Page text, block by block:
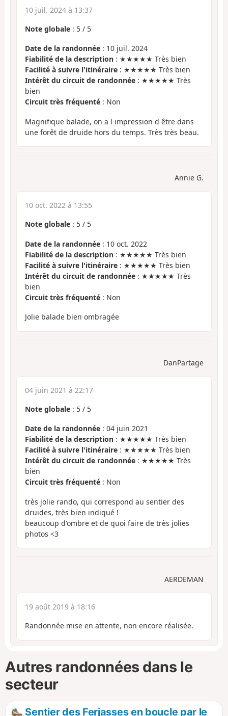
10 juil. 2024 à 13:37
Note globale : 5 / 5
Date de la randonnée : 10 juil. 2024
Fiabilité de la description : ★★★★★ Très bien
Facilité à suivre l'itinéraire : ★★★★★ Très bien
Intérêt du circuit de randonnée : ★★★★★ Très
bien
Circuit très fréquenté : Non
Magnifique balade, on a l impression d être dans
une forêt de druide hors du temps. Très très beau.
Annie G.
10 oct. 2022 à 13:55
Note globale : 5 / 5
Date de la randonnée : 10 oct. 2022
Fiabilité de la description : ★★★★★ Très bien
Facilité à suivre l'itinéraire : ★★★★★ Très bien
Intérêt du circuit de randonnée : ★★★★★ Très
bien
Circuit très fréquenté : Non
Jolie balade bien ombragée
DanPartage
04 juin 2021 à 22:17
Note globale : 5 / 5
Date de la randonnée : 04 juin 2021
Fiabilité de la description : ★★★★★ Très bien
Facilité à suivre l'itinéraire : ★★★★★ Très bien
Intérêt du circuit de randonnée : ★★★★★ Très
bien
Circuit très fréquenté : Non
très jolie rando, qui correspond au sentier des
druides, très bien indiqué !
beaucoup d'ombre et de quoi faire de très jolies
photos <3
AERDEMAN
19 août 2019 à 18:16
Randonnée mise en attente, non encore réalisée.
Autres randonnées dans le
secteur
Sentier des Ferjasses en boucle par le